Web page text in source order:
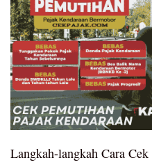
Langkah-langkah Cara